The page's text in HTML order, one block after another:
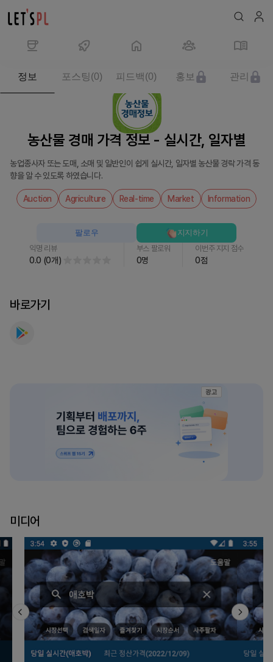
서
농산물 경매 가격 정보 - 실시간, 일자별
농업종사자 또는 도매, 소매 및 일반인이 쉽게 실시간, 일자별 농산물 경락 가격 동
향을 알 수 있도록 하였습니다.
Auction Agriculture Real-time Market Information
익명 리뷰
0.0 (0개)
부스 팔로워
0명
이번주 지지 점수
0점
팔로우 지지하기
정보 포스팅(0) 피드백 (0) 홍보 관리
바로가기
광고
미디어